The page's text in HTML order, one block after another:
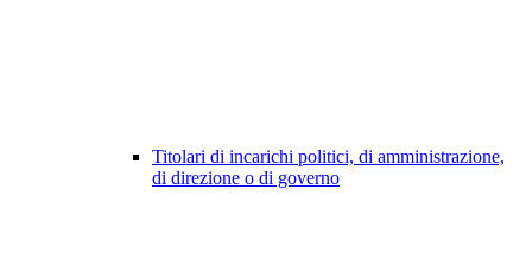
Titolari di incarichi politici, di amministrazione,
di direzione o di governo